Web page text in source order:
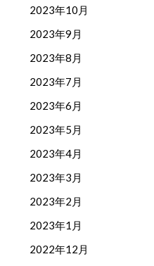
2023年10月
2023年9月
2023年8月
2023年7月
2023年6月
2023年5月
2023年4月
2023年3月
2023年2月
2023年1月
2022年12月